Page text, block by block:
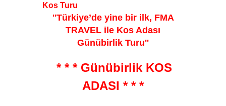
Kos Turu
''Türkiye’de yine bir ilk, FMA
TRAVEL ile Kos Adası
Günübirlik Turu''
* * * Günübirlik KOS
ADASI * * *